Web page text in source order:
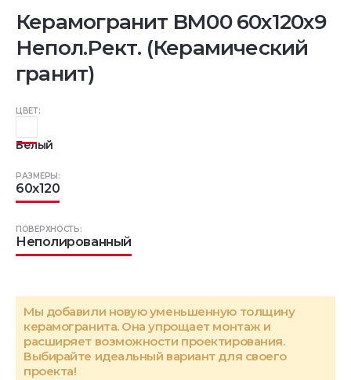
Керамогранит BM00 60x120x9
Непол.Рект. (Керамический
гранит)
ЦВЕТ:
Белый
РАЗМЕРЫ:
60x120
ПОВЕРХНОСТЬ:
Неполированный
Мы добавили новую уменьшенную толщину
керамогранита. Она упрощает монтаж и
расширяет возможности проектирования.
Выбирайте идеальный вариант для своего
проекта!